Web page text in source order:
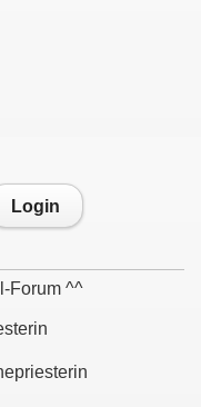
Login
Forum ^^